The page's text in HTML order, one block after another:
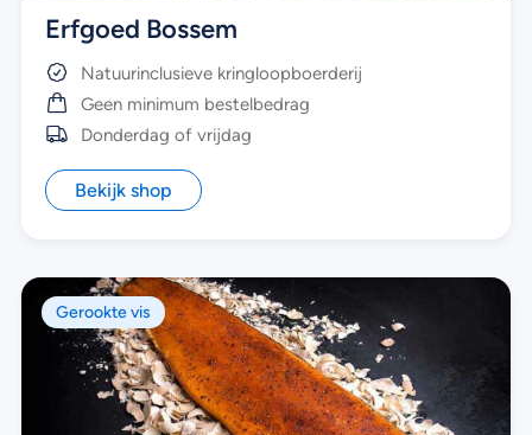
Erfgoed Bossem
Natuurinclusieve kringloopboerderij
Geen minimum bestelbedrag
Donderdag of vrijdag
Bekijk shop
Gerookte vis